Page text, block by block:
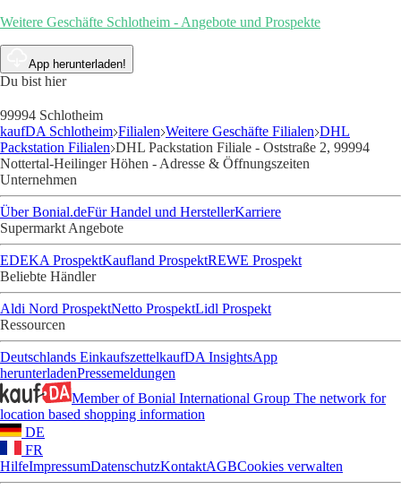
Weitere Geschäfte Schlotheim - Angebote und Prospekte
App herunterladen!
Du bist hier
99994 Schlotheim
kaufDA Schlotheim Filialen Weitere Geschäfte Filialen DHL
Packstation Filialen DHL Packstation Filiale - Oststraße 2, 99994
Nottertal-Heilinger Höhen - Adresse & Öffnungszeiten
Unternehmen
Über Bonial.deFür Handel und HerstellerKarriere
Supermarkt Angebote
EDEKA ProspektKaufland ProspektREWE Prospekt
Beliebte Händler
Aldi Nord ProspektNetto ProspektLidl Prospekt
Ressourcen
Deutschlands EinkaufszettelkaufDA InsightsApp
herunterladenPressemeldungen
Member of Bonial International Group The network for
location based shopping information
DE
FR
HilfeImpressumDatenschutzKontaktAGBCookies verwalten